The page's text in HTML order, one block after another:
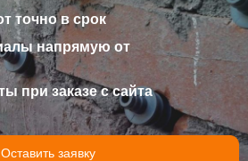
точно в срок
напрямую от
при заказе с сайта
Оставить заявку